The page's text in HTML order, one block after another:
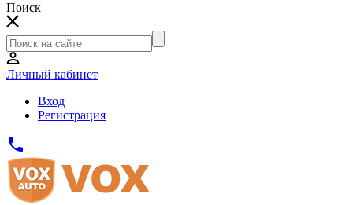
Поиск
Личный кабинет
Вход
Регистрация
phone